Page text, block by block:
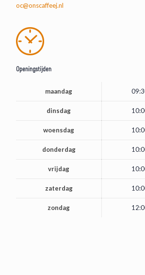
oc@onscaffeej.nl
Openingstijden
maandag
dinsdag
woensdag
donderdag
vrijdag
zaterdag
zondag